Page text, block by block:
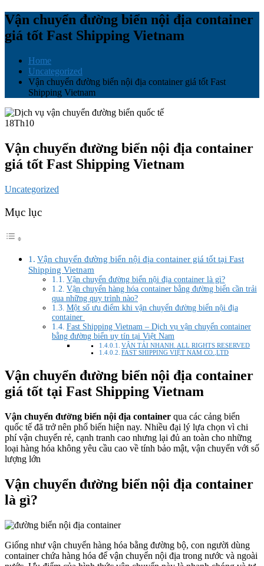
Vận chuyển đường biển nội địa container
giá tốt Fast Shipping Vietnam
Home
Uncategorized
Vận chuyển đường biển nội địa container giá tốt Fast
Shipping Vietnam
18Th10
Vận chuyển đường biển nội địa container
giá tốt Fast Shipping Vietnam
Uncategorized
Mục lục
Vận chuyển đường biển nội địa container giá tốt tại Fast
Shipping Vietnam
Vận chuyển đường biển nội địa container là gì?
Vận chuyển hàng hóa container bằng đường biển cần trải
qua những quy trình nào?
Một số ưu điểm khi vận chuyển đường biển nội địa
container
Fast Shipping Vietnam – Dịch vụ vận chuyển container
bằng đường biển uy tín tại Việt Nam
VẬN TẢI NHANH. ALL RIGHTS RESERVED
FAST SHIPPING VIỆT NAM CO.,LTD
Vận chuyển đường biển nội địa container
giá tốt tại Fast Shipping Vietnam
Vận chuyển đường biển nội địa container qua các cảng biển
quốc tế đã trở nên phổ biến hiện nay. Nhiều đại lý lựa chọn vì chi
phí vận chuyển rẻ, cạnh tranh cao nhưng lại đủ an toàn cho những
loại hàng hóa không yêu cầu cao về tính bảo mật, vận chuyển với số
lượng lớn
Vận chuyển đường biển nội địa container
là gì?
Giống như vận chuyển hàng hóa bằng đường bộ, con người dùng
container chứa hàng hóa để vận chuyển nội địa trong nước và ngoài